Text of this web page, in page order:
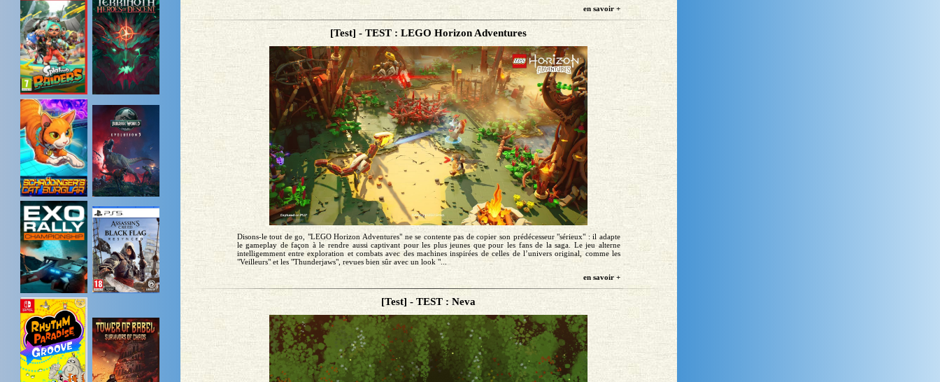
en savoir +
[Test] - TEST : LEGO Horizon Adventures
Disons-le tout de go, "LEGO Horizon Adventures" ne se contente pas de copier son prédécesseur "sérieux" : il adapte
le gameplay de façon à le rendre aussi captivant pour les plus jeunes que pour les fans de la saga. Le jeu alterne
intelligemment entre exploration et combats avec des machines inspirées de celles de l’univers original, comme les
"Veilleurs" et les "Thunderjaws", revues bien sûr avec un look "...
en savoir +
[Test] - TEST : Neva